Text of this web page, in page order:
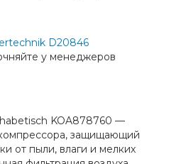
D20846
у менеджеров
KOA878760 —
защищающий
от пыли, влаги и мелких